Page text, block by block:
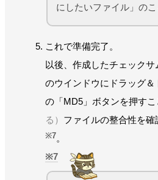
にしたいファイル」のこ
これで準備完了。
以後、作成したチェックサ
のウインドウにドラッグ
の「MD5」ボタンを押すこ
る） ファイルの整合性を
※7。
7